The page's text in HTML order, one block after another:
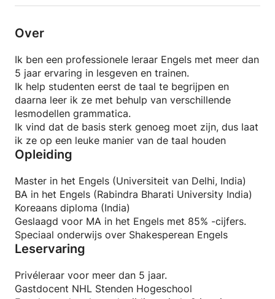
Over
Ik ben een professionele leraar Engels met meer dan
5 jaar ervaring in lesgeven en trainen.
Ik help studenten eerst de taal te begrijpen en
daarna leer ik ze met behulp van verschillende
lesmodellen grammatica.
Ik vind dat de basis sterk genoeg moet zijn, dus laat
ik ze op een leuke manier van de taal houden
Opleiding
Master in het Engels (Universiteit van Delhi, India)
BA in het Engels (Rabindra Bharati University India)
Koreaans diploma (India)
Geslaagd voor MA in het Engels met 85% -cijfers.
Speciaal onderwijs over Shakesperean Engels
Leservaring
Privéleraar voor meer dan 5 jaar.
Gastdocent NHL Stenden Hogeschool